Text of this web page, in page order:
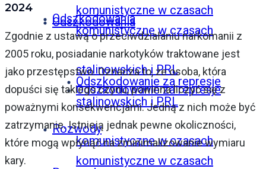
komunistyczne w czasach
stalinowskich i PRL
komunistyczne w czasach
stalinowskich i PRL
Rozwody
Odszkodowania
Odszkodowanie za represje
komunistyczne w czasach
Odszkodowania
Odszkodowanie za represje
komunistyczne w czasach
2024
Zgodnie z ustawą o przeciwdziałaniu narkomanii z
2005 roku, posiadanie narkotyków traktowane jest
jako przestępstwo. Oznacza to, że osoba, która
dopuści się takiego czynu, powinna liczyć się z
poważnymi konsekwencjami. Jedną z nich może być
zatrzymanie. Istnieją jednak pewne okoliczności,
które mogą wpłynąć na zminimalizowanie wymiaru
kary.